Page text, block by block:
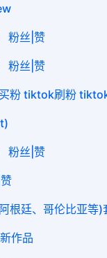
粉丝|赞
粉丝|赞
粉 tiktok刷粉
粉丝|赞
根廷、哥伦比亚等)
作品